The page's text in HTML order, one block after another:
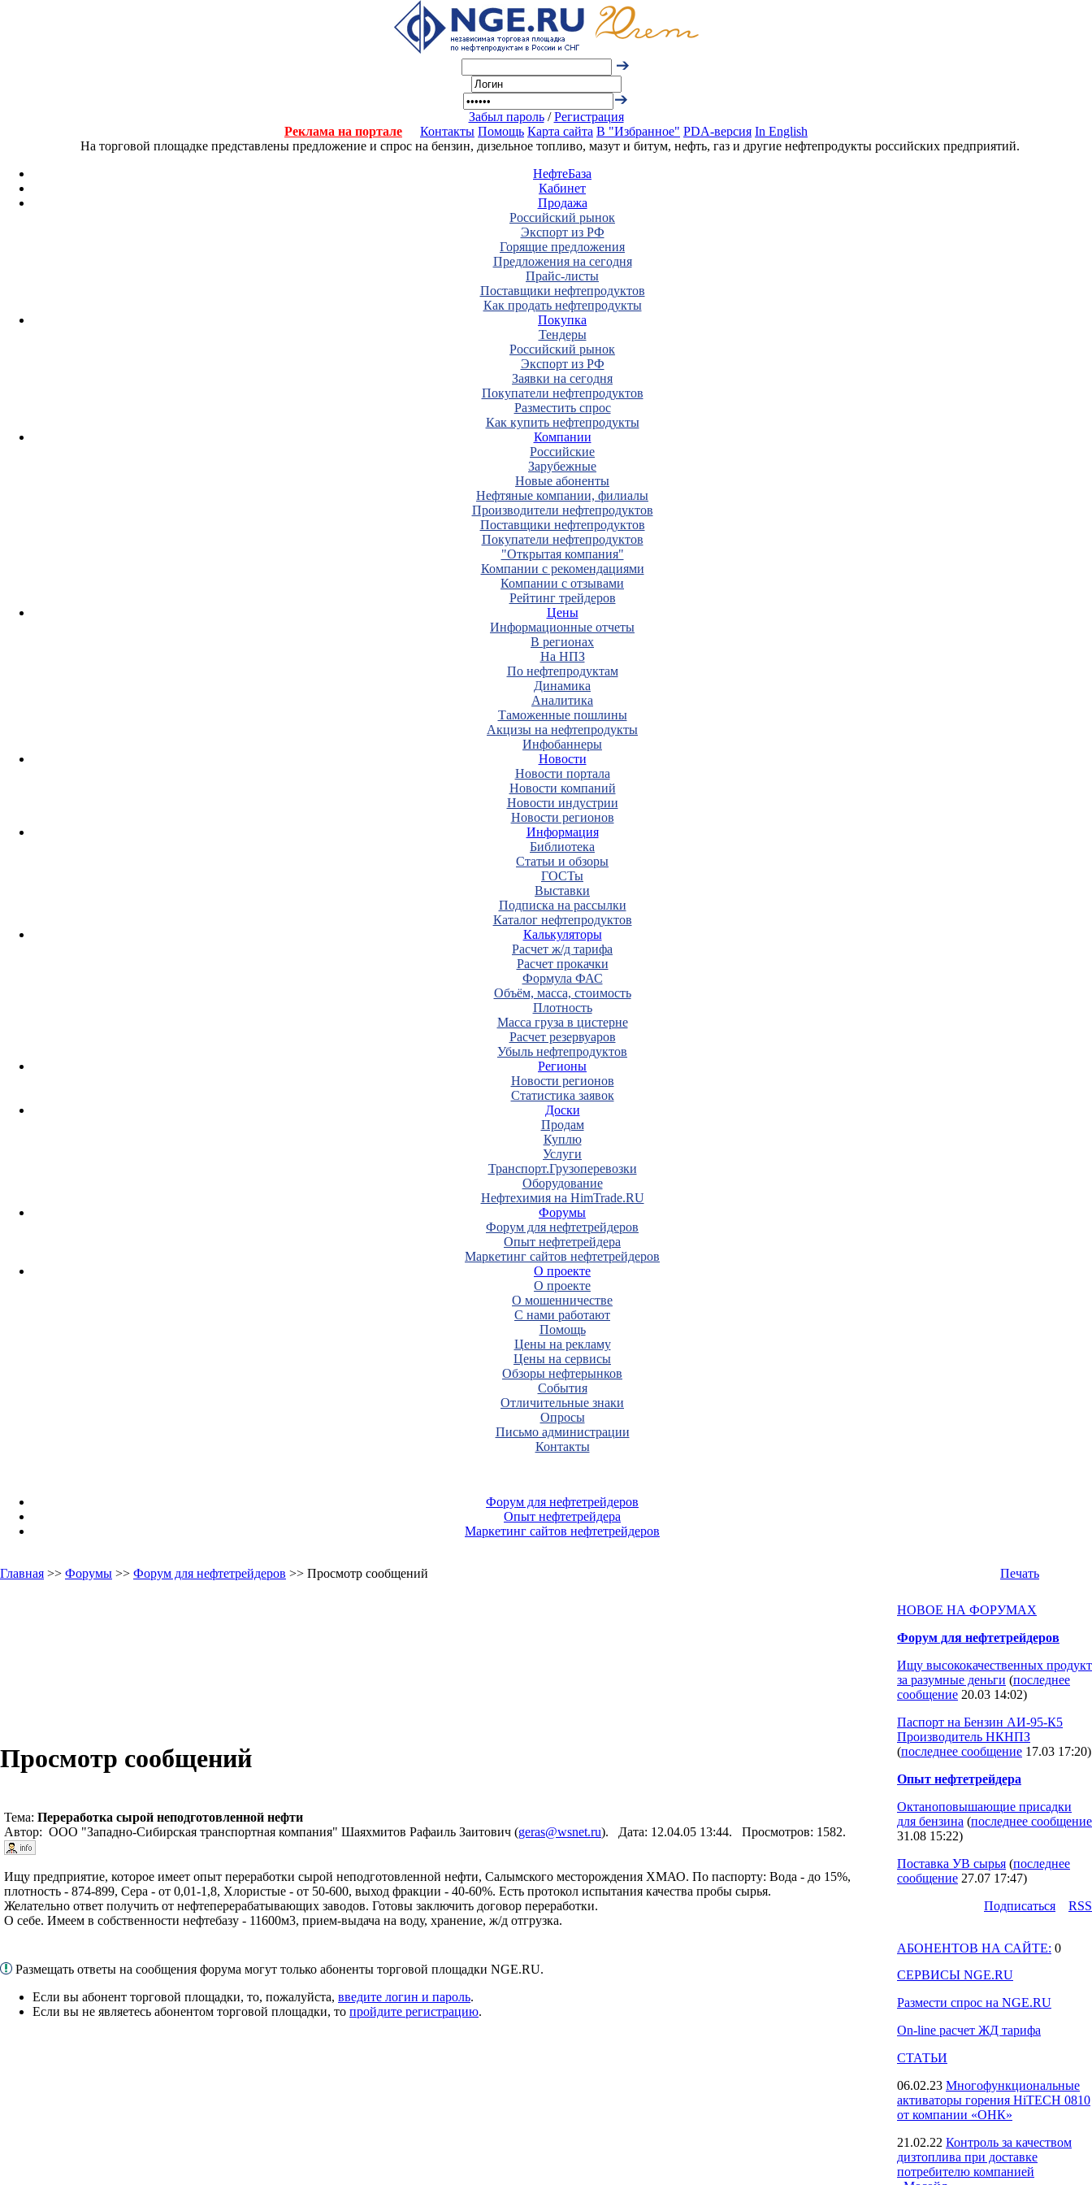
Забыл пароль/Регистрация
Реклама на портале
Контакты Помощь Карта сайта В "Избранное" PDA-версия In English
На торговой площадке представлены предложение и спрос на бензин, дизельное топливо, мазут и битум, нефть, газ и другие нефтепродукты российских предприятий.
НефтеБаза
Кабинет
Продажа
Российский рынок
Экспорт из РФ
Горящие предложения
Предложения на сегодня
Прайс-листы
Поставщики нефтепродуктов
Как продать нефтепродукты
Покупка
Тендеры
Российский рынок
Экспорт из РФ
Заявки на сегодня
Покупатели нефтепродуктов
Разместить спрос
Как купить нефтепродукты
Компании
Российские
Зарубежные
Новые абоненты
Нефтяные компании, филиалы
Производители нефтепродуктов
Поставщики нефтепродуктов
Покупатели нефтепродуктов
"Открытая компания"
Компании с рекомендациями
Компании с отзывами
Рейтинг трейдеров
Цены
Информационные отчеты
В регионах
На НПЗ
По нефтепродуктам
Динамика
Аналитика
Таможенные пошлины
Акцизы на нефтепродукты
Инфобаннеры
Новости
Новости портала
Новости компаний
Новости индустрии
Новости регионов
Информация
Библиотека
Статьи и обзоры
ГОСТы
Выставки
Подписка на рассылки
Каталог нефтепродуктов
Калькуляторы
Расчет ж/д тарифа
Расчет прокачки
Формула ФАС
Объём, масса, стоимость
Плотность
Масса груза в цистерне
Расчет резервуаров
Убыль нефтепродуктов
Регионы
Новости регионов
Статистика заявок
Доски
Продам
Куплю
Услуги
Транспорт.Грузоперевозки
Оборудование
Нефтехимия на HimTrade.RU
Форумы
Форум для нефтетрейдеров
Опыт нефтетрейдера
Маркетинг сайтов нефтетрейдеров
О проекте
О проекте
О мошенничестве
С нами работают
Помощь
Цены на рекламу
Цены на сервисы
Обзоры нефтерынков
События
Отличительные знаки
Опросы
Письмо администрации
Контакты
Форум для нефтетрейдеров
Опыт нефтетрейдера
Маркетинг сайтов нефтетрейдеров
Главная >> Форумы >> Форум для нефтетрейдеров >> Просмотр сообщений Печать
Просмотр сообщений
Тема: Переработка сырой неподготовленной нефти
Автор: ООО "Западно-Сибирская транспортная компания" Шаяхмитов Рафаиль Заитович (geras@wsnet.ru). Дата: 12.04.05 13:44. Просмотров: 1582.
Ищу предприятие, которое имеет опыт переработки сырой неподготовленной нефти, Салымского месторождения ХМАО. По паспорту: Вода - до 15%,
плотность - 874-899, Сера - от 0,01-1,8, Хлористые - от 50-600, выход фракции - 40-60%. Есть протокол испытания качества пробы сырья.
Желательно ответ получить от нефтеперерабатывающих заводов. Готовы заключить договор переработки.
О себе. Имеем в собственности нефтебазу - 11600м3, прием-выдача на воду, хранение, ж/д отгрузка.
Размещать ответы на сообщения форума могут только абоненты торговой площадки NGE.RU.
Если вы абонент торговой площадки, то, пожалуйста, введите логин и пароль.
Если вы не являетесь абонентом торговой площадки, то пройдите регистрацию.
НОВОЕ НА ФОРУМАХ
Форум для нефтетрейдеров
Ищу высококачественных продукт
за разумные деньги (последнее
сообщение 20.03 14:02)
Паспорт на Бензин АИ-95-К5
Производитель НКНПЗ
(последнее сообщение 17.03 17:20)
Опыт нефтетрейдера
Октаноповышающие присадки
для бензина (последнее сообщение
31.08 15:22)
Поставка УВ сырья (последнее
сообщение 27.07 17:47)
Подпиcаться
RSS
АБОНЕНТОВ НА САЙТЕ: 0
СЕРВИСЫ NGE.RU
Размести спрос на NGE.RU
On-line расчет ЖД тарифа
СТАТЬИ
06.02.23 Многофункциональные
активаторы горения HiTECH 0810
от компании «ОНК»
21.02.22 Контроль за качеством
дизтоплива при доставке
потребителю компанией